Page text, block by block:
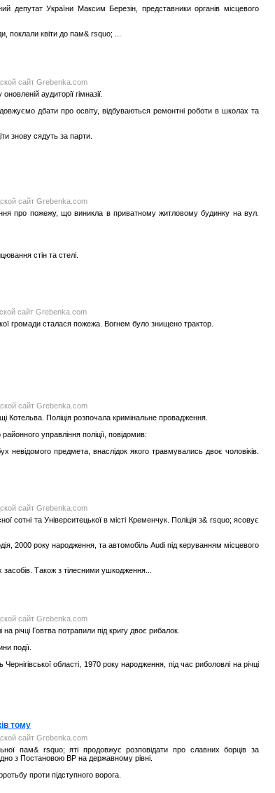
України Максим Березін, представники органів місцевого
поклали квіти до пам& rsquo; ...
сайт Grebenka.com
аудиторії гімназії.
дбати про освіту, відбуваються ремонтні роботи в школах та
знову сядуть за парти.
сайт Grebenka.com
про пожежу, що виникла в приватному житловому будинку на вул.
стін та стелі.
сайт Grebenka.com
громади сталася пожежа. Вогнем було знищено трактор.
сайт Grebenka.com
Котельва. Поліція розпочала кримінальне провадження.
управління поліції, повідомив:
невідомого предмета, внаслідок якого травмувались двоє чоловіків.
сайт Grebenka.com
сотні та Університецької в місті Кременчук. Поліція з& rsquo; ясовує
2000 року народження, та автомобіль Audi під керуванням місцевого
засобів. Також з тілесними ушкодження...
сайт Grebenka.com
річці Говтва потрапили під кригу двоє рибалок.
події.
області, 1970 року народження, під час риболовлі на річці
тому
сайт Grebenka.com
пам& rsquo; яті продовжує розповідати про славних борців за
з Постановою ВР на державному рівні.
проти підступного ворога.